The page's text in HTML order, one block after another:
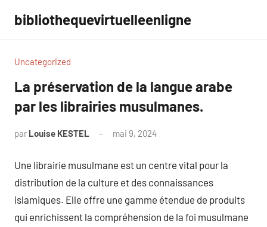
contenu
bibliothequevirtuelleenligne
Uncategorized
La préservation de la langue arabe
par les librairies musulmanes.
par Louise KESTEL mai 9, 2024
Une librairie musulmane est un centre vital pour la
distribution de la culture et des connaissances
islamiques. Elle offre une gamme étendue de produits
qui enrichissent la compréhension de la foi musulmane